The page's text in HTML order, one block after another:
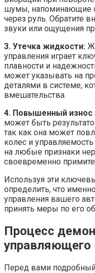
шумы, напоминающие
через руль. Обратите
звуки или ощущения
3. Утечка жидкости:
управления играет
плавности и
может указывать на
деталями в системе,
вмешательства.
4. Повышенный износ
может быть
так как она может
колес и
на любые признаки
своевременно
Используя эти
определить, что
управления вашего
принять меры по его
Процесс
управляющего
Перед вами